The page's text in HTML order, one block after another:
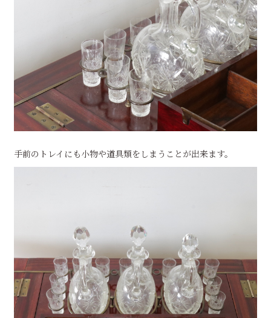
手前のトレイにも小物や道具類をしまうことが出来ます。